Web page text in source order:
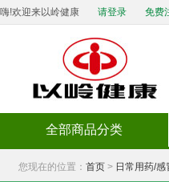
嗨!欢迎来以岭健康 请登录 免费
全部商品分类
您现在的位置： 首页 > 日常用药/感